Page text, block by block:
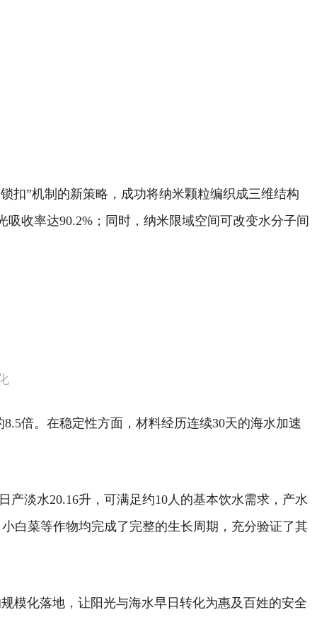
扣”机制的新策略，成功将纳米颗粒编织成三维结构
收率达90.2%；同时，纳米限域空间可改变水分子间
倍。在稳定性方面，材料经历连续30天的海水加速
淡水20.16升，可满足约10人的基本饮水需求，产水
白菜等作物均完成了完整的生长周期，充分验证了其
模化落地，让阳光与海水早日转化为惠及百姓的安全